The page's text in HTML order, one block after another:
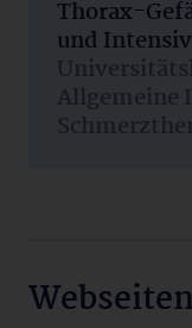
Thorax-
und
Allgemeine